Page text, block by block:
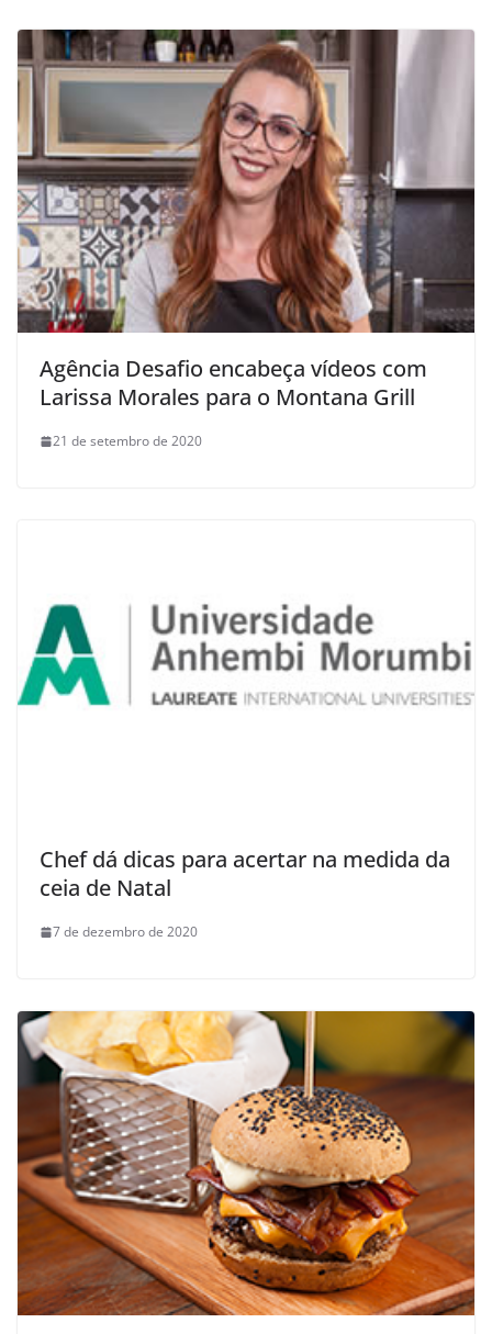
Agência Desafio encabeça vídeos com
Larissa Morales para o Montana Grill
21 de setembro de 2020
Chef dá dicas para acertar na medida da
ceia de Natal
7 de dezembro de 2020